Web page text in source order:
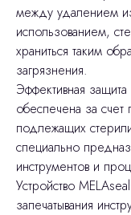
между удалением
использованием,
храниться таким
загрязнения.
Эффективная
обеспечена за
подлежащих
специально
инструментов и
Устройство
запечатывания